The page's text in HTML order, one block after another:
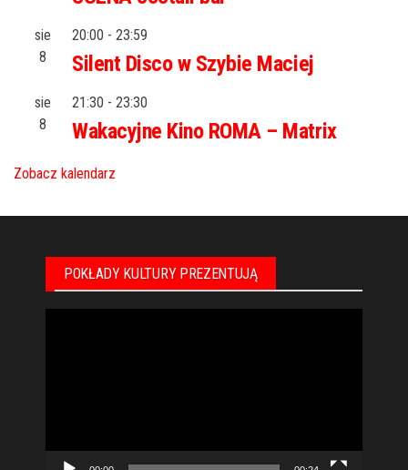
sie
8
20:00 - 23:59
Silent Disco w Szybie Maciej
sie
8
21:30 - 23:30
Wakacyjne Kino ROMA – Matrix
Zobacz kalendarz
POKŁADY KULTURY PREZENTUJĄ